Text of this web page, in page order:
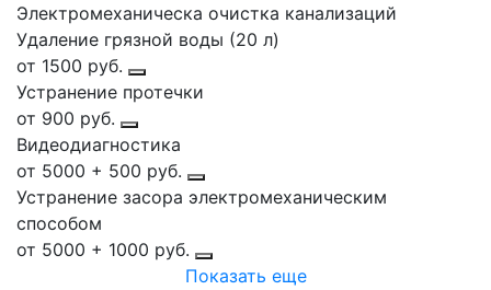
Электромеханическа очистка канализаций
Удаление грязной воды (20 л)
от 1500 руб.
Устранение протечки
от 900 руб.
Видеодиагностика
от 5000 + 500 руб.
Устранение засора электромеханическим
способом
от 5000 + 1000 руб.
Показать еще